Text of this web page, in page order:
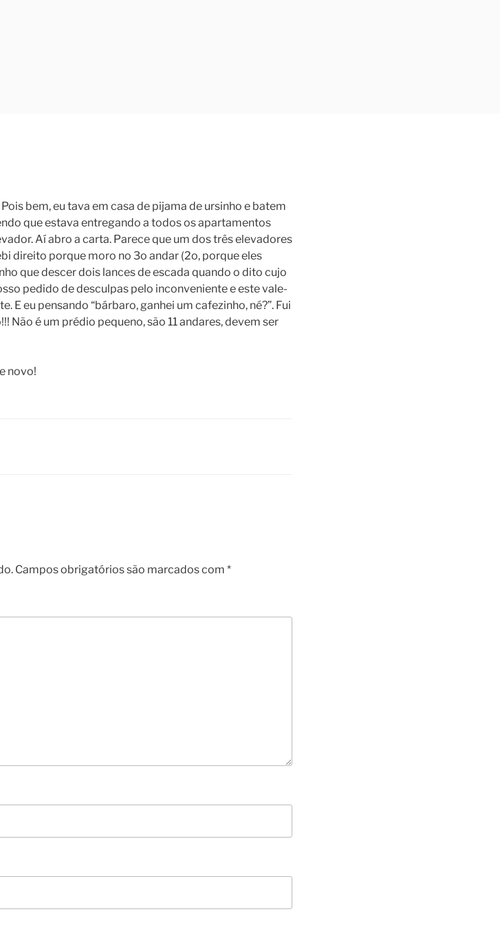
bem, eu tava em casa de pijama de ursinho e batem
que estava entregando a todos os apartamentos
Aí abro a carta. Parece que um dos três elevadores
direito porque moro no 3o andar (2o, porque eles
que descer dois lances de escada quando o dito cujo
pedido de desculpas pelo inconveniente e este vale-
E eu pensando “bárbaro, ganhei um cafezinho, né?”. Fui
Não é um prédio pequeno, são 11 andares, devem ser
novo!
Campos obrigatórios são marcados com *